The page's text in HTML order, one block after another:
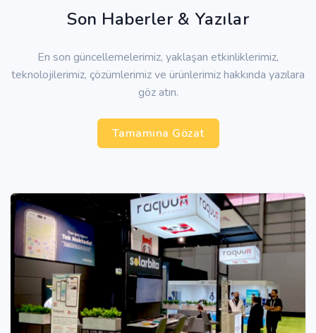
Son Haberler & Yazılar
En son güncellemelerimiz, yaklaşan etkinliklerimiz,
teknolojilerimiz, çözümlerimiz ve ürünlerimiz hakkında yazılara
göz atın.
Tamamına Gözat